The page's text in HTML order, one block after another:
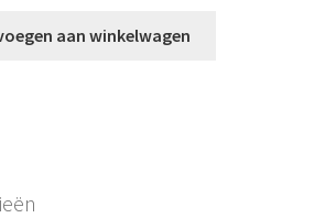
was:
is:
aan winkelwagen